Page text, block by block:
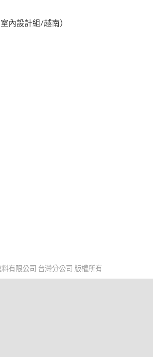
內設計組/越南）
有限公司 台灣分公司 版權所有